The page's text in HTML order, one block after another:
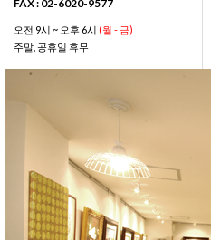
FAX : 02-6020-9577
오전 9시 ~ 오후 6시 (월 - 금)
주말, 공휴일 휴무